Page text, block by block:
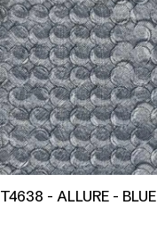
T4638 - ALLURE - BLUE